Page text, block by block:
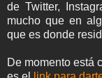
de Twitter,
mucho que en
que es donde
De momento está